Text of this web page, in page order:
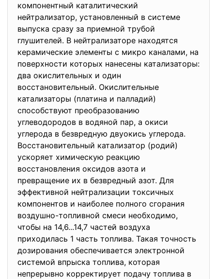
компонентный каталитический
нейтрализатор, установленный в системе
выпуска сразу за приемной трубой
глушителей. В нейтрализаторе находятся
керамические элементы с микро каналами, на
поверхности которых нанесены катализаторы:
два окислительных и один
восстановительный. Окислительные
катализаторы (платина и палладий)
способствуют преобразованию
углеводородов в водяной пар, а окиси
углерода в безвредную двуокись углерода.
Восстановительный катализатор (родий)
ускоряет химическую реакцию
восстановления оксидов азота и
превращение их в безвредный азот. Для
эффективной нейтрализации токсичных
компонентов и наиболее полного сгорания
воздушно-топливной смеси необходимо,
чтобы на 14,6...14,7 частей воздуха
приходилась 1 часть топлива. Такая точность
дозирования обеспечивается электронной
системой впрыска топлива, которая
непрерывно корректирует подачу топлива в